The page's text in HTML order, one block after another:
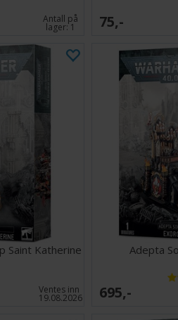
Antall på
lager:1 75,-
Saint Katherine
Ventes inn
19.08.2026
Adepta
695,-